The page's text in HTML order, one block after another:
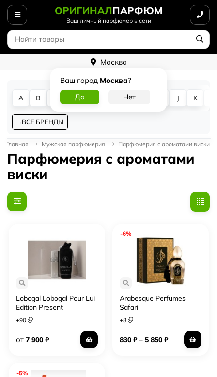
ОРИГИНАЛПАРФЮМ
Ваш личный парфюмер в сети
Москва
Ваш город Москва?
A B D G J K
ВСЕ БРЕНДЫ
Главная Мужская парфюмерия Парфюмерия с ароматами виски
Парфюмерия с ароматами
виски
Lobogal Lobogal Pour Lui
Edition Present
+90
от 7 900 ₽
-6%
Arabesque Perfumes
Safari
+8
830 ₽– 5 850 ₽
-5%